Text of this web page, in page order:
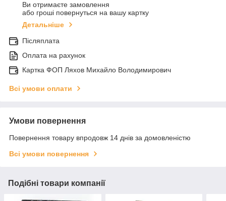
Ви отримаєте замовлення
або гроші повернуться на вашу картку
Детальніше
Післяплата
Оплата на рахунок
Картка ФОП Ляхов Михайло Володимирович
Всі умови оплати
Умови повернення
Повернення товару впродовж 14 днів за домовленістю
Всі умови повернення
Подібні товари компанії